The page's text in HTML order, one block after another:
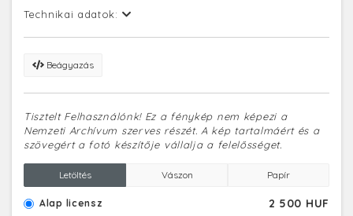
Technikai adatok:
Beágyazás
Tisztelt Felhasználónk! Ez a fénykép nem képezi a
Nemzeti Archívum szerves részét. A kép tartalmáért és a
szövegért a fotó készítője vállalja a felelősséget.
Letöltés Vászon Papír
Alap licensz 2 500 HUF